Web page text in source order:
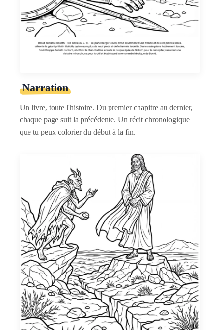
Narration
Un livre, toute l'histoire. Du premier chapitre au dernier,
chaque page suit la précédente. Un récit chronologique
que tu peux colorier du début à la fin.